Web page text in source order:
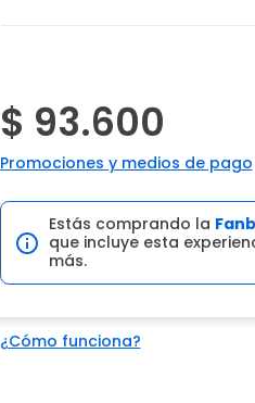
$ 93.600
Promociones y medios de pago
Estás comprando la
que incluye esta
más.
¿Cómo funciona?